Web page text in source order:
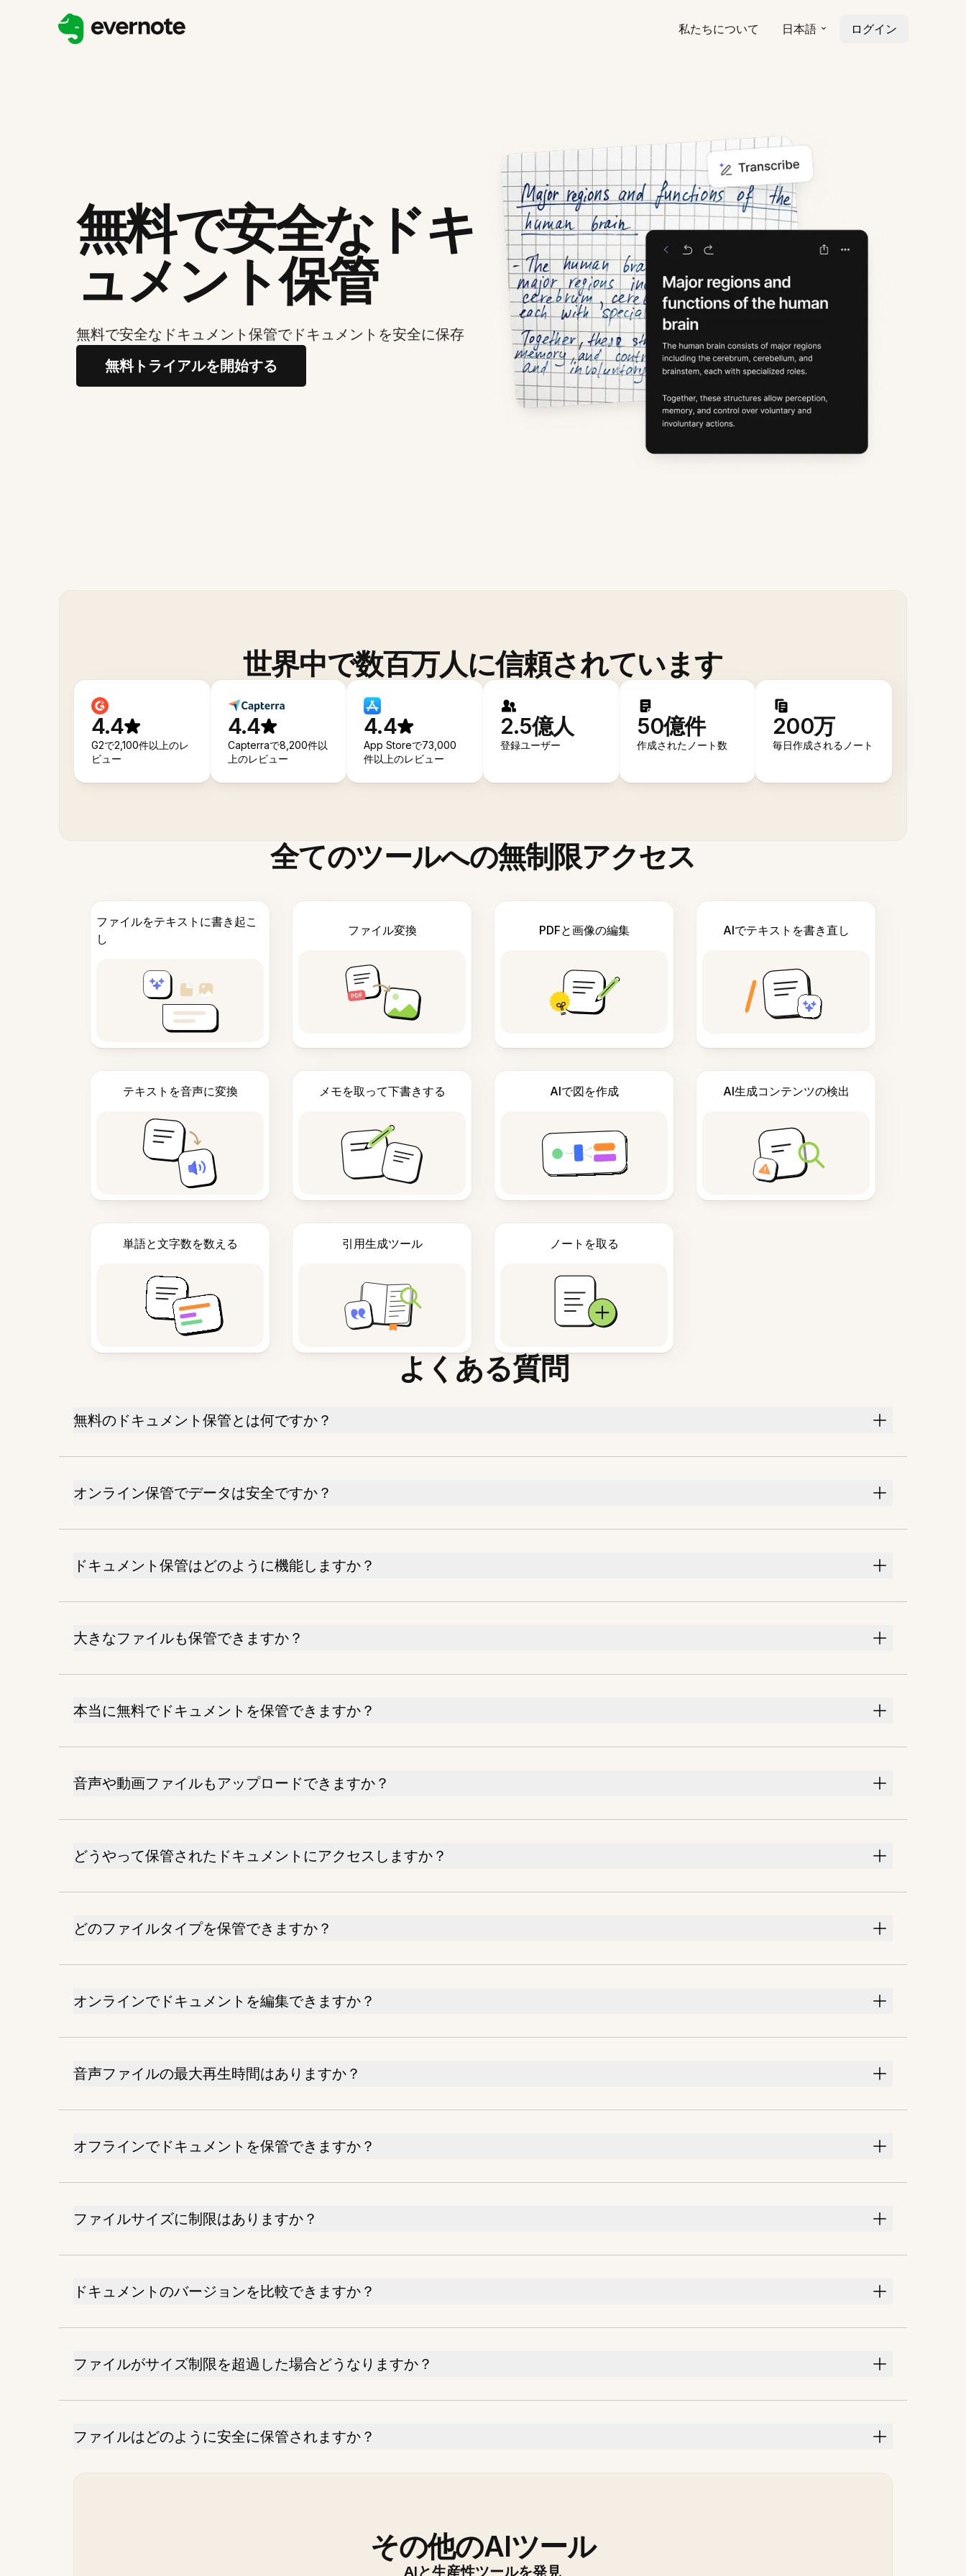
私たちについて 日本語 ログイン
無料で安全なドキ
ュメント保管
無料で安全なドキュメント保管でドキュメントを安全に保存
無料トライアルを開始する
世界中で数百万人に信頼されています
4.4
G2で2,100件以上のレ
ビュー
4.4
Capterraで8,200件以
上のレビュー
4.4
App Storeで73,000
件以上のレビュー
2.5億人
登録ユーザー
50億件
作成されたノート数
200万
毎日作成されるノート
全てのツールへの無制限アクセス
ファイルをテキストに書き起こ
し
ファイル変換 PDFと画像の編集 AIでテキストを書き直し
テキストを音声に変換 メモを取って下書きする AIで図を作成 AI生成コンテンツの検出
単語と文字数を数える 引用生成ツール ノートを取る
よくある質問
無料のドキュメント保管とは何ですか？
オンライン保管でデータは安全ですか？
ドキュメント保管はどのように機能しますか？
大きなファイルも保管できますか？
本当に無料でドキュメントを保管できますか？
音声や動画ファイルもアップロードできますか？
どうやって保管されたドキュメントにアクセスしますか？
どのファイルタイプを保管できますか？
オンラインでドキュメントを編集できますか？
音声ファイルの最大再生時間はありますか？
オフラインでドキュメントを保管できますか？
ファイルサイズに制限はありますか？
ドキュメントのバージョンを比較できますか？
ファイルがサイズ制限を超過した場合どうなりますか？
ファイルはどのように安全に保管されますか？
その他のAIツール
AIと生産性ツールを発見